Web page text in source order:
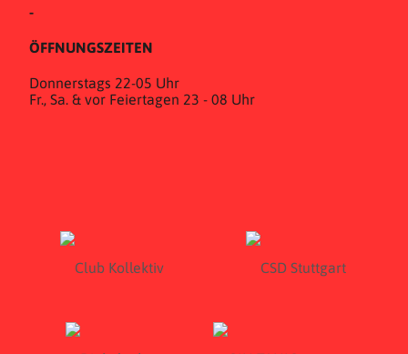
-
ÖFFNUNGSZEITEN
Donnerstags 22-05 Uhr
Fr., Sa. & vor Feiertagen 23 - 08 Uhr